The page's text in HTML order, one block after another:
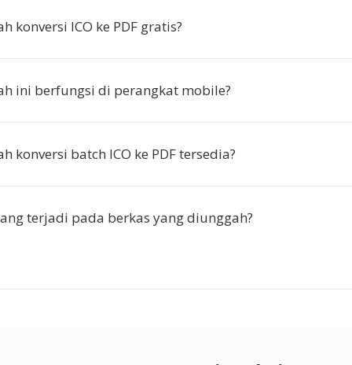
konversi ICO ke PDF gratis?
ini berfungsi di perangkat mobile?
konversi batch ICO ke PDF tersedia?
terjadi pada berkas yang diunggah?